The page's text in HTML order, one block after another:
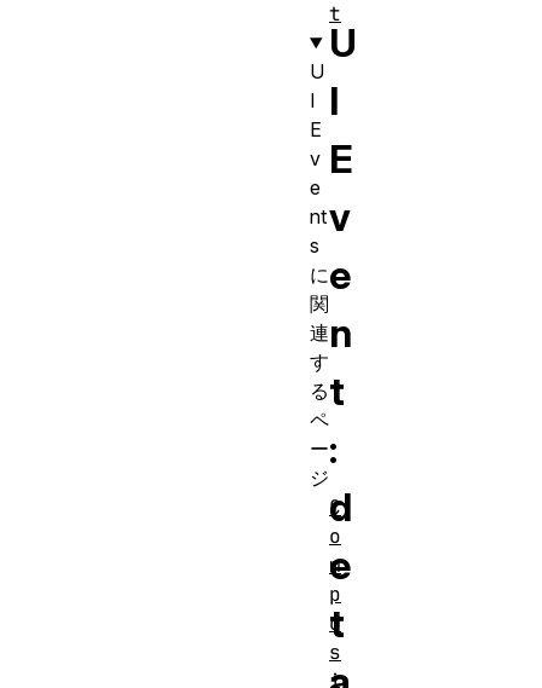
U
I
E
v
e
n
t
:
d
e
t
t
U
I
E
v
e
nt
s
に
関
連
す
る
ペ
ー
ジ
C
o
m
p
o
s
i